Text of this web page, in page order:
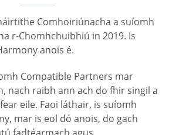
Comhoiriúnacha a suíomh
r-Chomhchuibhiú in 2019. Is
anois é.
Compatible Partners mar
nach raibh ann ach do fhir singil a
eile. Faoi láthair, is suíomh
mar is eol dó anois, do gach